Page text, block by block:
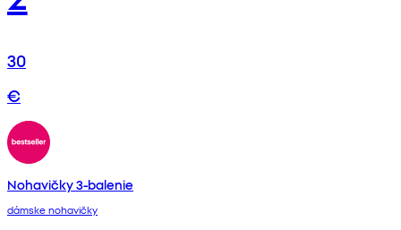
30
€
Nohavičky 3-balenie
dámske nohavičky